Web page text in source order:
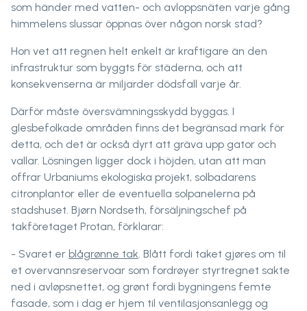
som händer med vatten- och avloppsnäten varje gång
himmelens slussar öppnas över någon norsk stad?
Hon vet att regnen helt enkelt är kraftigare än den
infrastruktur som byggts för städerna, och att
konsekvenserna är miljarder dödsfall varje år.
Därför måste översvämningsskydd byggas. I
glesbefolkade områden finns det begränsad mark för
detta, och det är också dyrt att gräva upp gator och
vallar. Lösningen ligger dock i höjden, utan att man
offrar Urbaniums ekologiska projekt, solbadarens
citronplantor eller de eventuella solpanelerna på
stadshuset. Bjørn Nordseth, försäljningschef på
takföretaget Protan, förklarar:
- Svaret er blågrønne tak. Blått fordi taket gjøres om til
et overvannsreservoar som fordrøyer styrtregnet sakte
ned i avløpsnettet, og grønt fordi bygningens femte
fasade, som i dag er hjem til ventilasjonsanlegg og